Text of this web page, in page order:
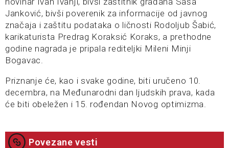
Janković, bivši poverenik za informacije od javnog
značaja i zaštitu podataka o ličnosti Rodoljub Šabić,
karikaturista Predrag Koraksić Koraks, a prethodne
godine nagrada je pripala rediteljki Mileni Minji
Bogavac.
Priznanje će, kao i svake godine, biti uručeno 10.
decembra, na Međunarodni dan ljudskih prava, kada
će biti obeležen i 15. rođendan Novog optimizma.
Povezane vesti